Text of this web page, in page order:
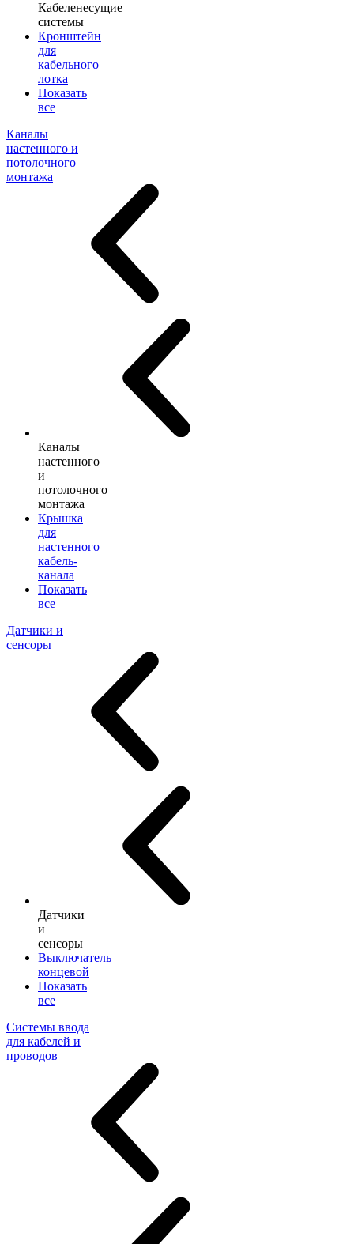
Кабеленесущие
системы
Кронштейн
для
кабельного
лотка
Показать
все
Каналы
настенного и
потолочного
монтажа
Каналы
настенного
и
потолочного
монтажа
Крышка
для
настенного
кабель-
канала
Показать
все
Датчики и
сенсоры
Датчики
и
сенсоры
Выключатель
концевой
Показать
все
Системы ввода
для кабелей и
проводов